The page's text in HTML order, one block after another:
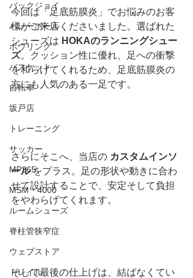
バックジョイ
バレーボール
ボウリング
バスケット
自転車
坂戸店
トレーニング
サッカー
MP365
MSM・4000
ルームシューズ
脊柱管狭窄症
ウェブストア
トレイル
今回は「足底筋膜炎」でお悩みのお客
様がご来店くださいました。選ばれた
シューズは HOKAのランニングシュー
ズ。クッション性に優れ、足への衝撃
を和らげてくれるため、足底筋膜炎の
方にも人気のある一足です。
さらにそこへ、当店の カスタムインソ
ール をプラス。足の形状や動きに合わ
せて設計することで、安定そして負担
をやわらげてくれます。
そして最後の仕上げは、結ばなくてい